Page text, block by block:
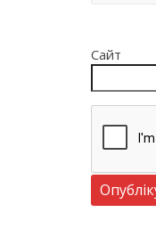
Сайт